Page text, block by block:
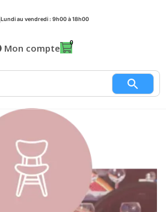
Lundi au vendredi : 9h00 à 18h00
Mon compte